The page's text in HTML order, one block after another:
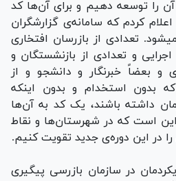
را توسعه دهیم و برای آن‌ها کد
کردم که سامانه‌ی گزارشگران
تعدادی از بازرسان افتخاری
و تعدادی از بازنشستگان و
و بعضاً‌ خبرنگار و دانشجو و از
بدون استخدام و بدون اینکه
داشته باشند، یک کد به آن‌ها
است که در شهرستان‌ها و نقاط
در این دوره‌ی جدید تقویت کنیم.
در سازمان بازرسی پیگیری